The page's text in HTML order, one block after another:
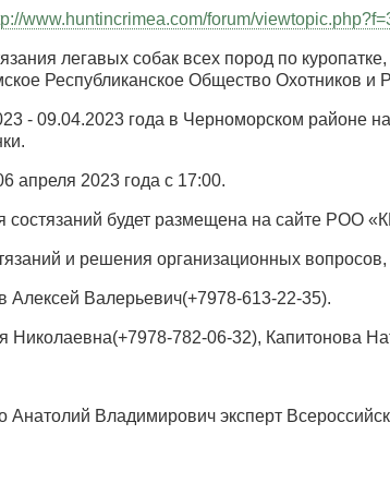
www.huntincrimea.com/forum/
легавых собак всех пород по
Республиканское Общество Охотников и
- 09.04.2023 года в Черноморском районе
апреля 2023 года с 17:00.
состязаний будет размещена на сайте РОО
и решения организационных вопросов,
Алексей Валерьевич(+7978-613-22-35).
782-06-32), Капитонова
Анатолий Владимирович эксперт